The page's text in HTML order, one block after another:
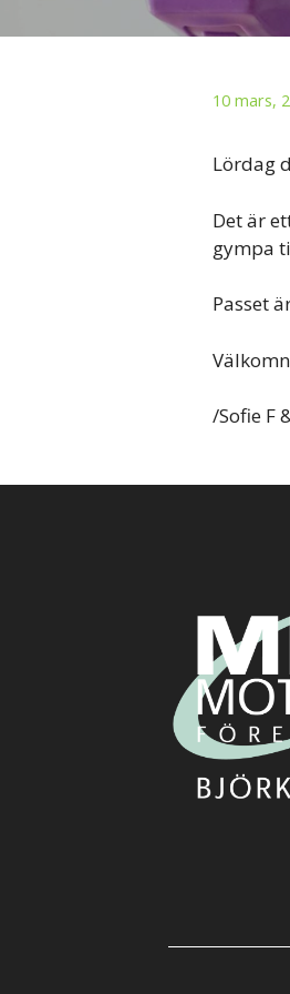
10 mars,
Lördag
Det är
gympa
Passet
/Sofie F